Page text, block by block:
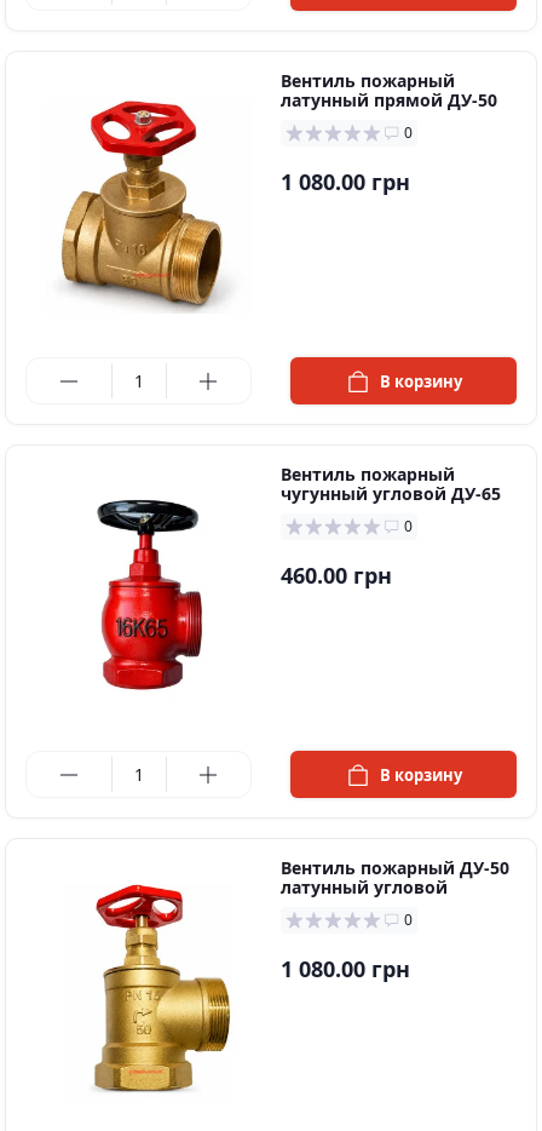
Вентиль пожарный
латунный прямой ДУ-50
0
1 080.00 грн
В корзину
Вентиль пожарный
чугунный угловой ДУ-65
0
460.00 грн
В корзину
Вентиль пожарный ДУ-50
латунный угловой
0
1 080.00 грн